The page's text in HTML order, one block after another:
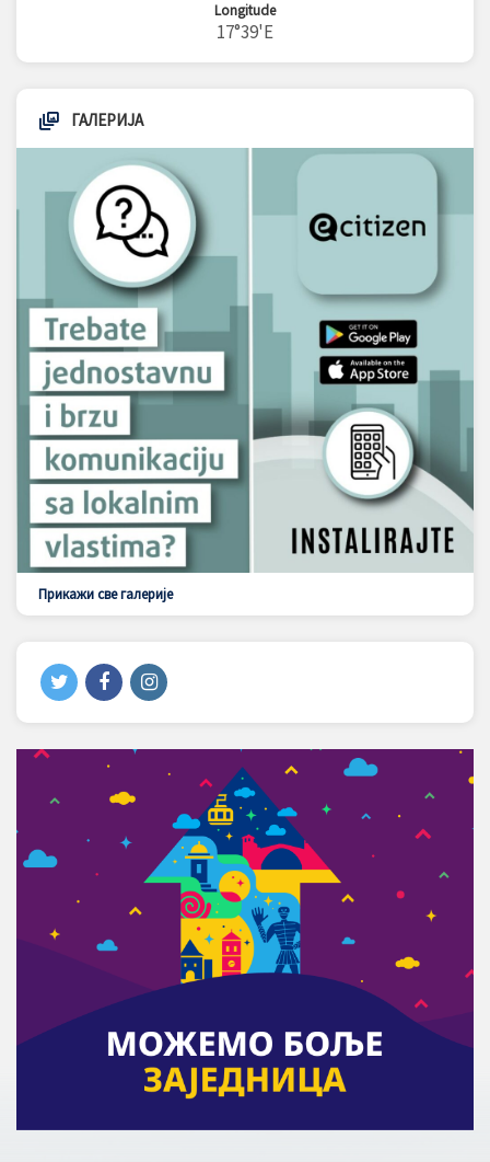
Longitude
17°39'E
ГАЛЕРИЈА
Прикажи све галерије